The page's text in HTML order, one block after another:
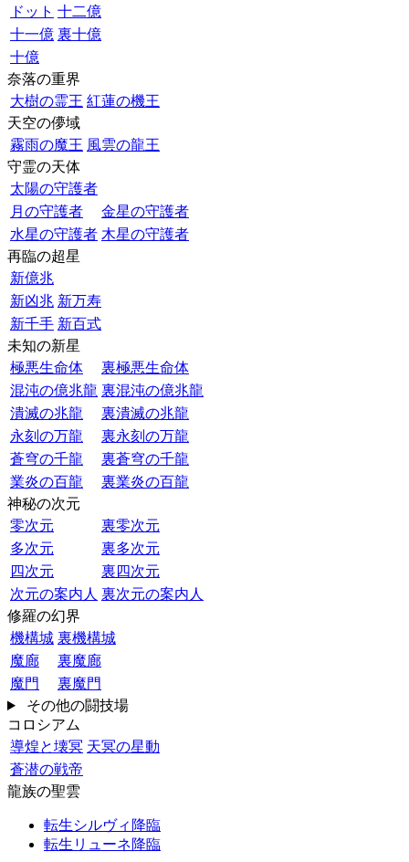
ドット 十二億
十一億 裏十億
十億
奈落の重界
大樹の霊王 紅蓮の機王
天空の儚域
霧雨の魔王 風雲の龍王
守霊の天体
太陽の守護者
月の守護者
金星の守護者
水星の守護者 木星の守護者
再臨の超星
新億兆
新凶兆 新万寿
新千手 新百式
未知の新星
極悪生命体
裏極悪生命体
混沌の億兆龍 裏混沌の億兆龍
潰滅の兆龍
裏潰滅の兆龍
永刻の万龍
裏永刻の万龍
蒼穹の千龍
裏蒼穹の千龍
業炎の百龍
裏業炎の百龍
神秘の次元
零次元
裏零次元
多次元
裏多次元
四次元
裏四次元
次元の案内人 裏次元の案内人
修羅の幻界
機構城 裏機構城
魔廊
裏魔廊
魔門
裏魔門
その他の闘技場
コロシアム
導煌と壊冥 天冥の星動
蒼潜の戦帝
龍族の聖雲
転生シルヴィ降臨
転生リューネ降臨